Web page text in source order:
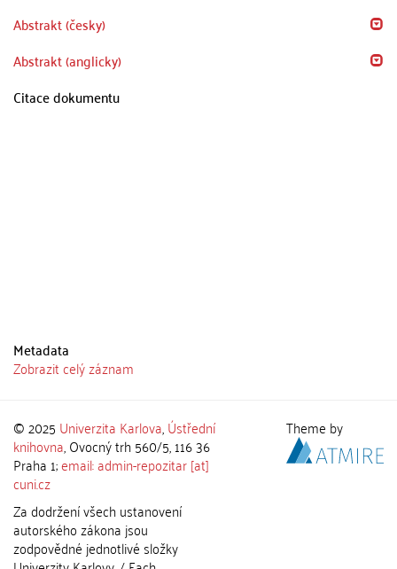
Abstrakt (česky)
Abstrakt (anglicky)
Citace dokumentu
Metadata
Zobrazit celý záznam
© 2025 Univerzita Karlova,Ústřední
knihovna, Ovocný trh 560/5, 116 36
Praha 1;email: admin-repozitar [at]
cuni.cz
Za dodržení všech ustanovení
autorského zákona jsou
zodpovědné jednotlivé složky
Theme by